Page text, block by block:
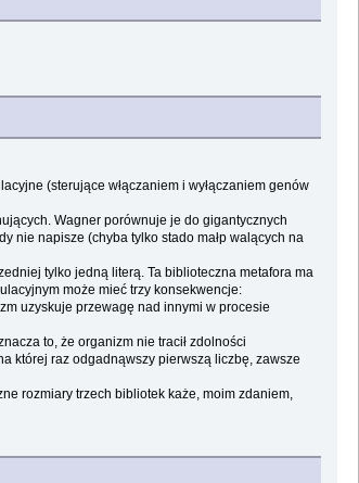
(sterujące włączaniem i wyłączaniem genów
Wagner porównuje je do gigantycznych
nie napisze (chyba tylko stado małp walących na
tylko jedną literą. Ta biblioteczna metafora ma
może mieć trzy konsekwencje:
uzyskuje przewagę nad innymi w procesie
to, że organizm nie tracił zdolności
której raz odgadnąwszy pierwszą liczbę, zawsze
rozmiary trzech bibliotek każe, moim zdaniem,